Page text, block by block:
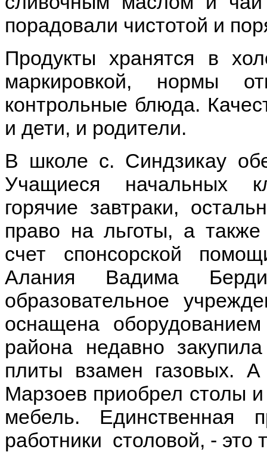
порадовали чистотой и
Продукты хранятся в
маркировкой, нормы
контрольные блюда.
и дети, и родители.
В школе с. Синдзикау
Учащиеся начальных
горячие завтраки,
право на льготы, а
счет спонсорской
Алания Вадима
образовательное
оснащена
района недавно
плиты взамен газовых.
Марзоев приобрел столы
мебель. Единственная
работники столовой, -